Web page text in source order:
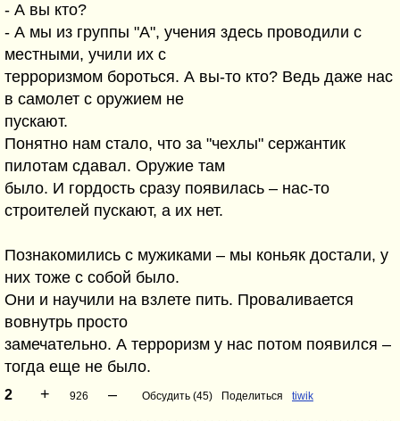
- А вы кто?
- А мы из группы "А", учения здесь проводили с
местными, учили их с
терроризмом бороться. А вы-то кто? Ведь даже нас
в самолет с оружием не
пускают.
Понятно нам стало, что за "чехлы" сержантик
пилотам сдавал. Оружие там
было. И гордость сразу появилась – нас-то
строителей пускают, а их нет.
Познакомились с мужиками – мы коньяк достали, у
них тоже с собой было.
Они и научили на взлете пить. Проваливается
вовнутрь просто
замечательно. А терроризм у нас потом появился –
тогда еще не было.
2 + 926 – Обсудить (45) Поделиться tiwik